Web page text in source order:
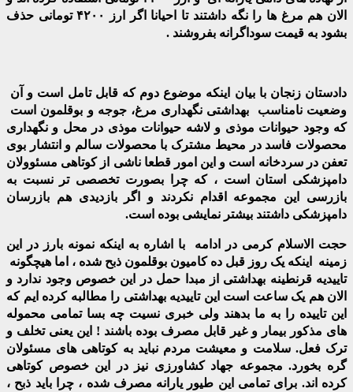
الان هم مرغ ها را نگه داشتند تا احیانا اگر ارز ۴۲۰۰ تومانی حذف
بشود به قیمت سوداگرانه بفروشند .
دادستان زنجان با بیان اینکه موضوع دوم که قابل تامل است و آن
وضعیت نامناسب بهداشتی نگهداری مرغ، جوجه و بوقلمون است
که وجود حیوانات موذی و لاشه حیوانات موذی در محل و نگهداری
محصولات فاسد در محیط مشترک با محصولات سالم و انتشار بوی
تعفن در سردخانه است و این امور قطعا ناشی از کوتاهی مسئوولان
دامپزشکی استان است ، که چرا بصورت تخصصی تر نسبت به
بازرسی این مجموعه اقدام نکردند و اگر بازدیدی هم بازرسان
دامپزشکی داشتند بیشتر نمایشی بوده است.
حجت الاسلام کرمی در ادامه با اشاره به اینکه نمونه بارز در این
زمینه اینکه یک روز قبل ده کامیون بوقلمون ذبح شده ، اما هیچگونه
تاییدیه قرنطینه بهداشتی از مبدا حمل در این خصوص وجود ندارد و
الان هم یک ساعت است این تاییدیه بهداشتی را مطالبه کرده ایم که
این تاییده را به ما بدهند ولی خبری نسیت چه بسا تمامی محموله
های مذکور بیمار و غیر قابل مصرف بوده باشند ! این یعنی تخلف و
ترک فعل. سلامت و معیشت مردم نباید به کوتاهی های مسئولان
گره بخورد. مجموعه جهاد کشاورزی نیز در این خصوص کوتاهی
کرده اند. برای تمامی این طیور یارانه مصرف شده ، چرا باید ذبح ،